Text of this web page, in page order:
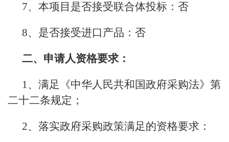
7、本项目是否接受联合体投标：否
8、是否接受进口产品：否
二、申请人资格要求：
1、满足《中华人民共和国政府采购法》第
二十二条规定；
2、落实政府采购政策满足的资格要求：